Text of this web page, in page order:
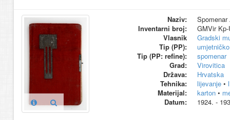
Naziv:
Inventarni broj:
GMVir Kp-
Vlasnik
Gradski
Tip (PP):
Tip (PP: refine):
spomenar
Grad:
Virovitica
Država:
Hrvatska
Tehnika:
lijevanje•
Materijal:
karton•
Datum:
1924. -